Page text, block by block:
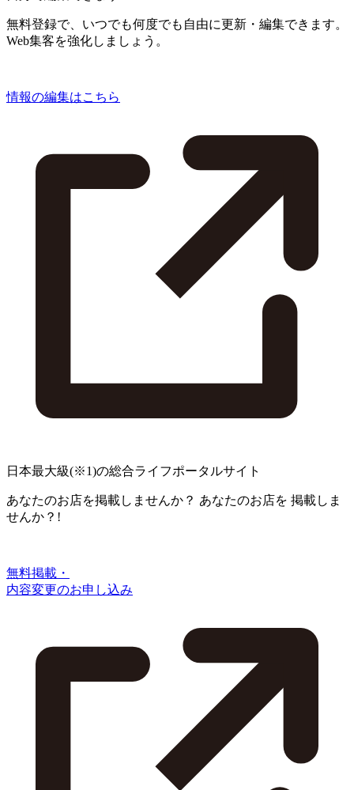
無料登録で、いつでも何度でも自由に更新・編集できます。
Web集客を強化しましょう。
情報の編集はこちら
日本最大級(※1)の総合ライフポータルサイト
あなたのお店を掲載しませんか？ あなたのお店を 掲載しま
せんか？!
無料掲載・
内容変更のお申し込み